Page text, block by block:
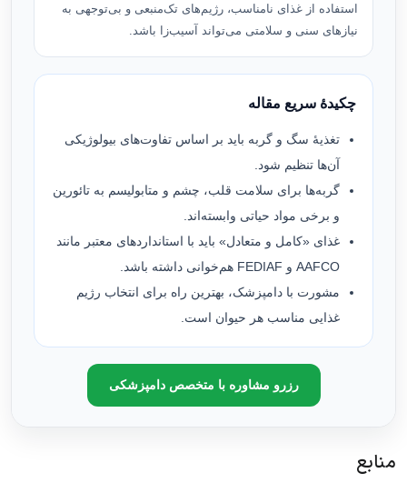
استفاده از غذای نامناسب، رژیم‌های تک‌منبعی و بی‌توجهی به
نیازهای سنی و سلامتی می‌تواند آسیب‌زا باشد.
چکیدهٔ سریع مقاله
تغذیهٔ سگ و گربه باید بر اساس تفاوت‌های بیولوژیکی
آن‌ها تنظیم شود.
گربه‌ها برای سلامت قلب، چشم و متابولیسم به تائورین
و برخی مواد حیاتی وابسته‌اند.
غذای «کامل و متعادل» باید با استانداردهای معتبر مانند
AAFCO و FEDIAF هم‌خوانی داشته باشد.
مشورت با دامپزشک، بهترین راه برای انتخاب رژیم
غذایی مناسب هر حیوان است.
رزرو مشاوره با متخصص دامپزشکی
منابع